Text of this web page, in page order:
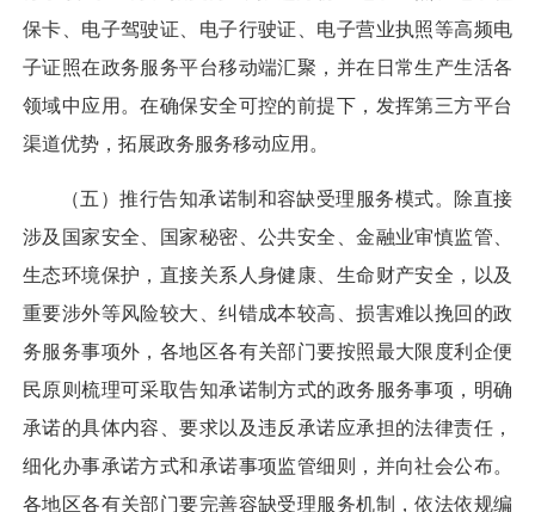
保卡、电子驾驶证、电子行驶证、电子营业执照等高频电
子证照在政务服务平台移动端汇聚，并在日常生产生活各
领域中应用。在确保安全可控的前提下，发挥第三方平台
渠道优势，拓展政务服务移动应用。
（五）推行告知承诺制和容缺受理服务模式。
除直接
涉及国家安全、国家秘密、公共安全、金融业审慎监管、
生态环境保护，直接关系人身健康、生命财产安全，以及
重要涉外等风险较大、纠错成本较高、损害难以挽回的政
务服务事项外，各地区各有关部门要按照最大限度利企便
民原则梳理可采取告知承诺制方式的政务服务事项，明确
承诺的具体内容、要求以及违反承诺应承担的法律责任，
细化办事承诺方式和承诺事项监管细则，并向社会公布。
各地区各有关部门要完善容缺受理服务机制，依法依规编